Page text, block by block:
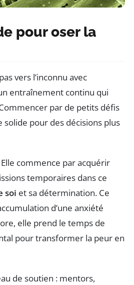
pour oser la
vers l’inconnu avec
entraînement continu qui
par de petits défis
pour des décisions plus
commence par acquérir
temporaires dans ce
soi et sa détermination. Ce
d’une anxiété
elle prend le temps de
pour transformer la peur en
de soutien : mentors,